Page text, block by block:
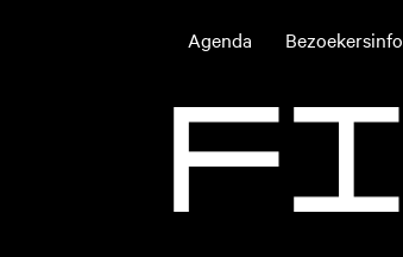
Agenda Bezoekersinfo
FI